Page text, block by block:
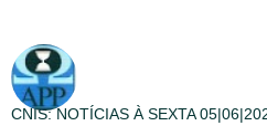
CNIS: NOTÍCIAS À SEXTA